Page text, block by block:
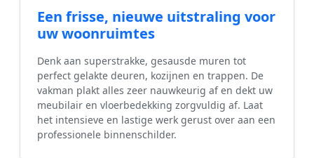
Een frisse, nieuwe uitstraling voor
uw woonruimtes
Denk aan superstrakke, gesausde muren tot
perfect gelakte deuren, kozijnen en trappen. De
vakman plakt alles zeer nauwkeurig af en dekt uw
meubilair en vloerbedekking zorgvuldig af. Laat
het intensieve en lastige werk gerust over aan een
professionele binnenschilder.